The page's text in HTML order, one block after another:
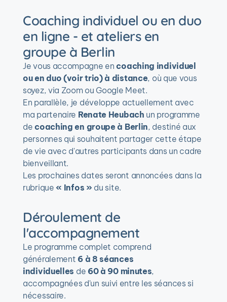
Coaching individuel ou en duo
en ligne - et ateliers en
groupe à Berlin
Je vous accompagne en coaching individuel
ou en duo (voir trio) à distance, où que vous
soyez, via Zoom ou Google Meet.
En parallèle, je développe actuellement avec
ma partenaire Renate Heubach un programme
de coaching en groupe à Berlin, destiné aux
personnes qui souhaitent partager cette étape
de vie avec d'autres participants dans un cadre
bienveillant.
Les prochaines dates seront annoncées dans la
rubrique « Infos » du site.
Déroulement de
l'accompagnement
Le programme complet comprend
généralement 6 à 8 séances
individuelles de 60 à 90 minutes,
accompagnées d'un suivi entre les séances si
nécessaire.